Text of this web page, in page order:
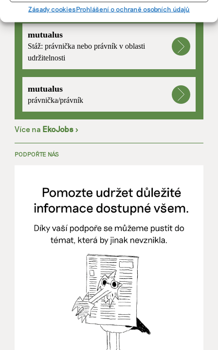
Zásady cookiesProhlášení o ochraně osobních údajů
PRÁCE, KTERÁ ZLEPŠÍ SVĚT
mutualus
Stáž: právnička nebo právník v oblasti
udržitelnosti
mutualus
právnička/právník
Více na EkoJobs >
PODPOŘTE NÁS